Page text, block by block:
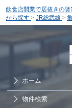
飲食店開業で居抜きの
から探す > JR総武線 >
ホーム
物件検索